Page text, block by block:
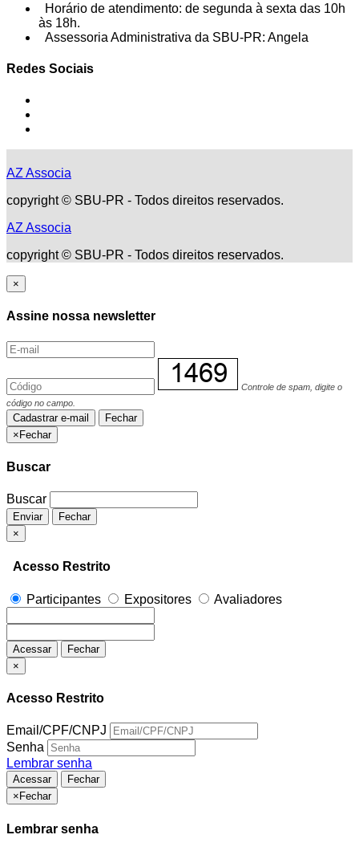
Horário de atendimento: de segunda à sexta das 10h
às 18h.
Assessoria Administrativa da SBU-PR: Angela
Redes Sociais
AZ Associa
copyright © SBU-PR - Todos direitos reservados.
AZ Associa
copyright © SBU-PR - Todos direitos reservados.
×
Assine nossa newsletter
Controle de spam, digite o
código no campo.
Cadastrar e-mail
Fechar
×Fechar
Buscar
Buscar
Enviar
Fechar
×
Acesso Restrito
Participantes Expositores Avaliadores
Acessar
Fechar
×
Acesso Restrito
Email/CPF/CNPJ
Senha
Lembrar senha
Acessar
Fechar
× Fechar
Lembrar senha